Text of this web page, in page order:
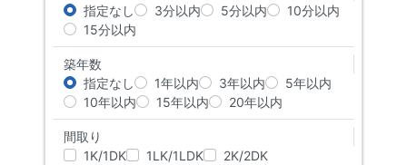
指定なし
3分以内 5分以内
10分以内
15分以内
築年数
指定なし
1年以内 3年以内
5年以内
10年以内
15年以内 20年以内
間取り
1K/1DK
1LK/1LDK
2K/2DK